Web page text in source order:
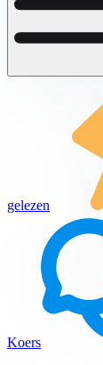
gelezen
Koers